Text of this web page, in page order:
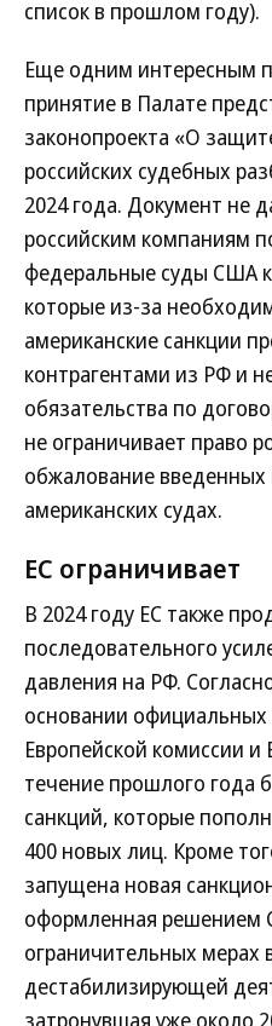
список в прошлом году).
Еще одним интересным
принятие в Палате
законопроекта «О
российских судебных
2024 года. Документ не
российским компаниям
федеральные суды США
которые из-за
американские санкции
контрагентами из РФ и
обязательства по
не ограничивает право
обжалование введенных
американских судах.
ЕС ограничивает
В 2024 году ЕС также
последовательного
давления на РФ.
основании официальных
Европейской комиссии и
течение прошлого года
санкций, которые
400 новых лиц. Кроме
запущена новая
оформленная решением
ограничительных мерах
дестабилизирующей